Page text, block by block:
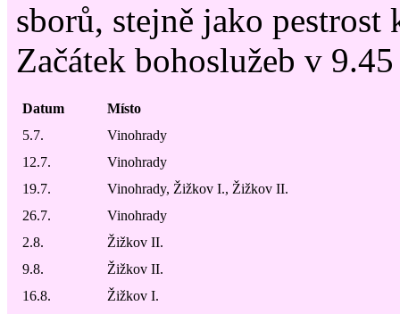
sborů, stejně jako pestrost
Začátek bohoslužeb v 9.45
Datum
Místo
5.7.
Vinohrady
12.7.
Vinohrady
19.7.
Vinohrady, Žižkov I., Žižkov II.
26.7.
Vinohrady
2.8.
Žižkov II.
9.8.
Žižkov II.
16.8.
Žižkov I.